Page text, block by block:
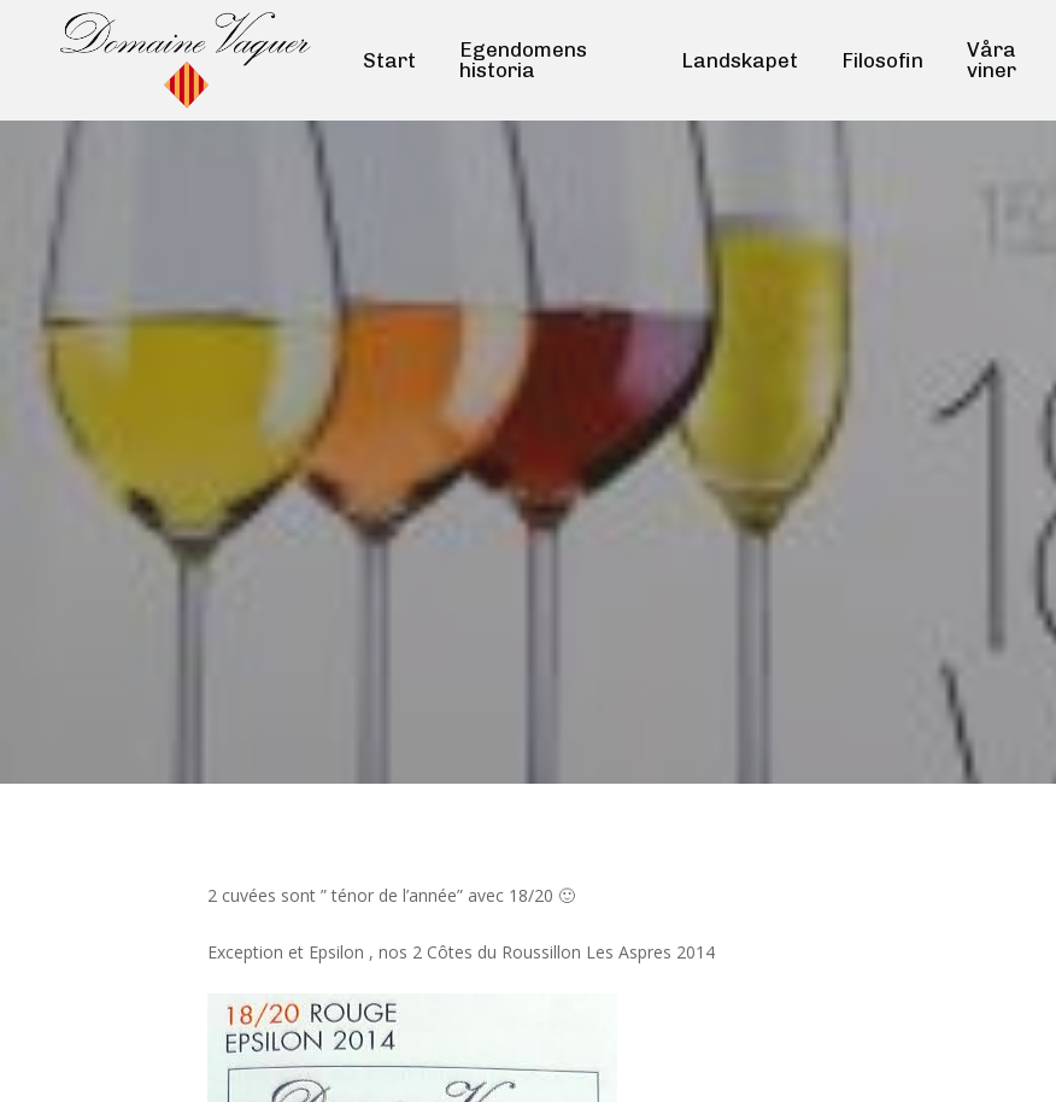
Start
Egendomens
historia
Landskapet Filosofin
Våra
viner
2 cuvées sont ” ténor de l’année” avec 18/20 🙂
Exception et Epsilon , nos 2 Côtes du Roussillon Les Aspres 2014